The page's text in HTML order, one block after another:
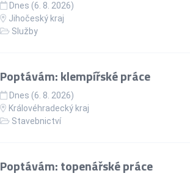
Dnes (6. 8. 2026)
Jihočeský kraj
Služby
Poptávám: klempířské práce
Dnes (6. 8. 2026)
Královéhradecký kraj
Stavebnictví
Poptávám: topenářské práce